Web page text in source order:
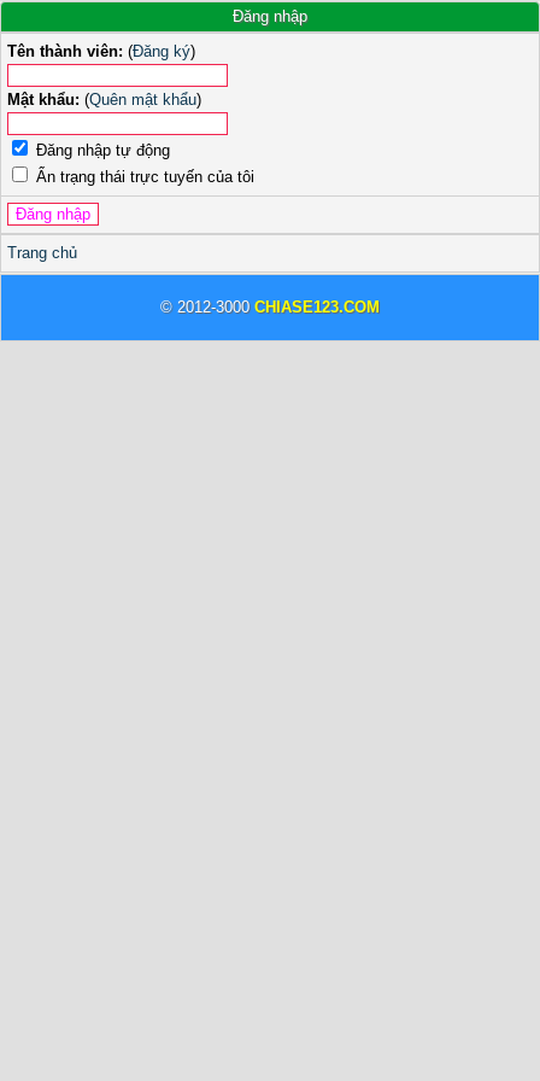
Đăng nhập
Tên thành viên: (Đăng ký)
Mật khẩu: (Quên mật khẩu)
Đăng nhập tự động
Ẩn trạng thái trực tuyến của tôi
Trang chủ
© 2012-3000 CHIASE123.COM